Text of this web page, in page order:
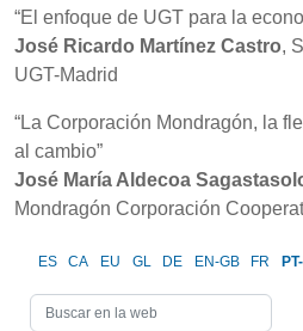
“El enfoque de UGT para la
José Ricardo Martínez Castro,
UGT-Madrid
“La Corporación Mondragón, la
al cambio”
José María Aldecoa
Mondragón Corporación
ES CA EU GL DE EN-GB FR